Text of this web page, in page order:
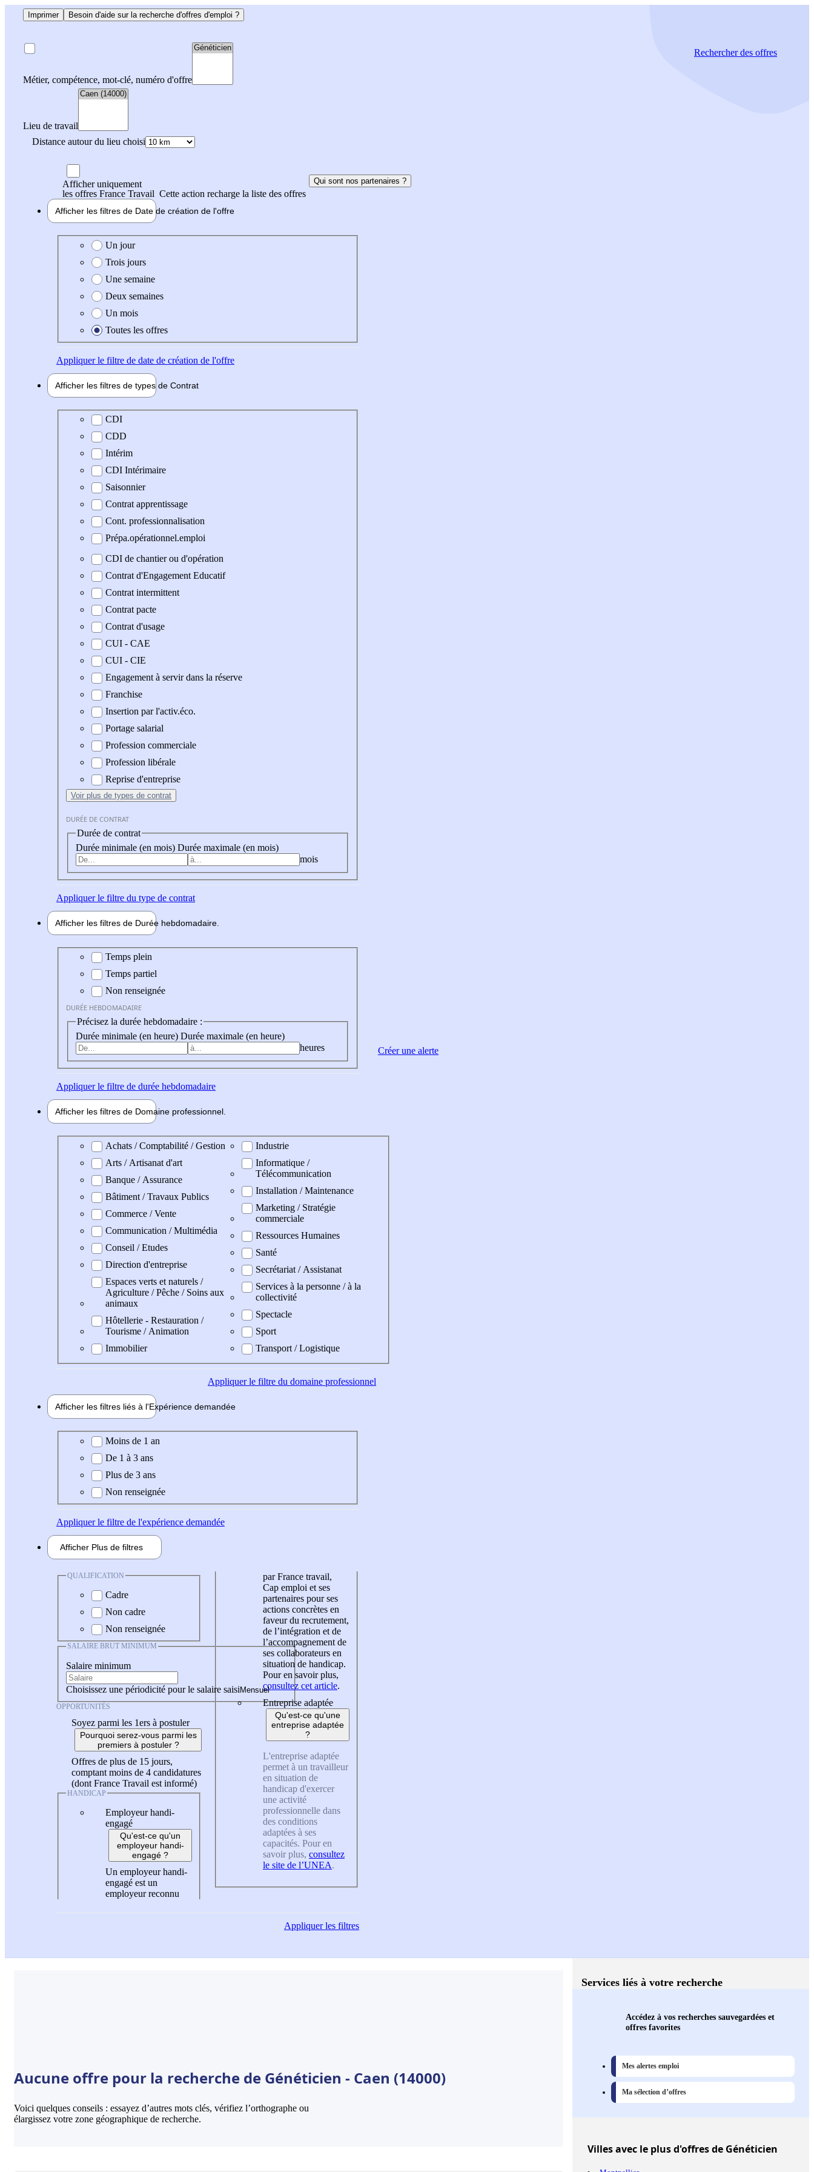
Imprimer Besoin d'aide sur la recherche d'offres d'emploi ?
Métier, compétence, mot-clé, numéro d'offre
Lieu de travail
Distance autour du lieu choisi
Rechercherdes offres
Afficher uniquement
les offres France Travail Cette action recharge la liste des offres
Qui sont nos partenaires ?
Afficher les filtres de Date de création de l'offre
Date de création de l'offre
Un jour
Trois jours
Une semaine
Deux semaines
Un mois
Toutes les offres
Appliquerle filtre de date de création de l'offre
Afficher les filtres de types de Contrat
Type de contrat
CDI
CDD
Intérim
CDI Intérimaire
Saisonnier
Contrat apprentissage
Cont. professionnalisation
Prépa.opérationnel.emploi
CDI de chantier ou d'opération
Contrat d'Engagement Educatif
Contrat intermittent
Contrat pacte
Contrat d'usage
CUI - CAE
CUI - CIE
Engagement à servir dans la réserve
Franchise
Insertion par l'activ.éco.
Portage salarial
Profession commerciale
Profession libérale
Reprise d'entreprise
Voir plus de types de contrat
DURÉE DE CONTRAT
Durée de contrat
Durée minimale (en mois) Durée maximale (en mois)
mois
Appliquerle filtre du type de contrat
Afficher les filtres de Durée hebdomadaire
Durée hebdomadaire
Temps plein
Temps partiel
Non renseignée
DURÉE HEBDOMADAIRE
Précisez la durée hebdomadaire :
Durée minimale (en heure) Durée maximale (en heure)
heures
Appliquerle filtre de durée hebdomadaire
Afficher les filtres de Domaine professionnel
Domaine professionel
Achats / Comptabilité / Gestion
Arts / Artisanat d'art
Banque / Assurance
Bâtiment / Travaux Publics
Commerce / Vente
Communication / Multimédia
Conseil / Etudes
Direction d'entreprise
Espaces verts et naturels /
Agriculture / Pêche / Soins aux
animaux
Hôtellerie - Restauration /
Tourisme / Animation
Immobilier
Industrie
Informatique /
Télécommunication
Installation / Maintenance
Marketing / Stratégie
commerciale
Ressources Humaines
Santé
Secrétariat / Assistanat
Services à la personne / à la
collectivité
Spectacle
Sport
Transport / Logistique
Appliquerle filtre du domaine professionnel
Afficher les filtres liés à l'Expérience demandée
Expérience demandée
Moins de 1 an
De 1 à 3 ans
Plus de 3 ans
Non renseignée
Appliquerle filtre de l'expérience demandée
Afficher Plus de filtres
QUALIFICATION
Cadre
Non cadre
Non renseignée
SALAIRE BRUT MINIMUM
Salaire minimum
Choisissez une périodicité pour le salaire saisi
OPPORTUNITÉS
Soyez parmi les 1ers à postuler
Pourquoi serez-vous parmi les
premiers à postuler ?
Offres de plus de 15 jours,
comptant moins de 4 candidatures
(dont France Travail est informé)
HANDICAP
Employeur handi-
engagé
Qu'est-ce qu'un
employeur handi-
engagé ?
Un employeur handi-
engagé est un
employeur reconnu
par France travail,
Cap emploi et ses
partenaires pour ses
actions concrètes en
faveur du recrutement,
de l’intégration et de
l’accompagnement de
ses collaborateurs en
situation de handicap.
Pour en savoir plus,
consultez cet article.
Entreprise adaptée
Qu'est-ce qu'une
entreprise adaptée
?
L'entreprise adaptée
permet à un travailleur
en situation de
handicap d'exercer
une activité
professionnelle dans
des conditions
adaptées à ses
capacités. Pour en
savoir plus, consultez
le site de l’UNEA.
Appliquerles filtres
Créer une alerte
Aucune offre pour la recherche de Généticien - Caen (14000)
Voici quelques conseils : essayez d’autres mots clés, vérifiez l’orthographe ou
élargissez votre zone géographique de recherche.
Services liés à votre recherche
Accédez à vos recherches sauvegardées et
offres favorites
Mes alertes emploi
Ma sélection d’offres
Villesavec le plus d'offres de Généticien